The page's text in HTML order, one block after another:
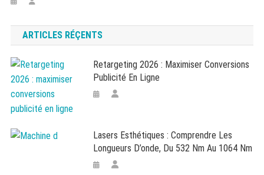
ARTICLES RÉÇENTS
Retargeting 2026 : Maximiser Conversions
Publicité En Ligne
Lasers Esthétiques : Comprendre Les
Longueurs D’onde, Du 532 Nm Au 1064 Nm